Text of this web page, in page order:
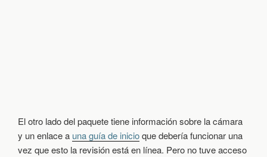
El otro lado del paquete tiene información sobre la cámara
y un enlace a una guía de inicioque debería funcionar una
vez que esto la revisión está en línea. Pero no tuve acceso